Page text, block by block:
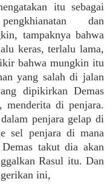
itu sebagai
dan
tampaknya bahwa
keras, terlalu lama,
bahwa mungkin itu
yang salah di jalan
dipikirkan Demas
di penjara.
penjara gelap di
sel penjara di mana
takut dia akan
Rasul itu. Dan
ini,